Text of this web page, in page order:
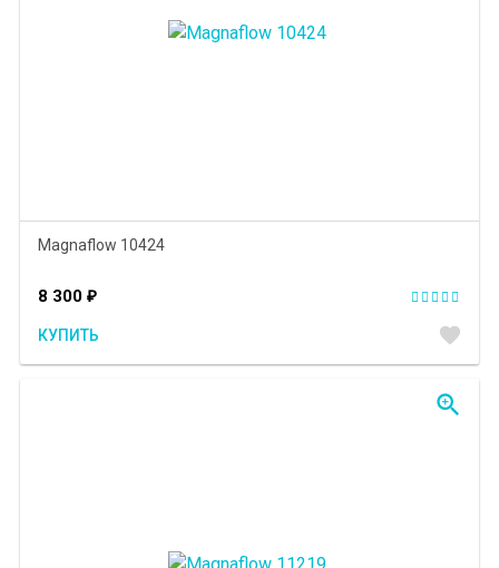
Magnaflow 10424
8 300 ₽
КУПИТЬ favorite
zoom_in